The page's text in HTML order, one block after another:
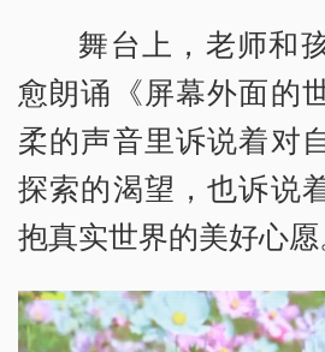
舞台上，老师和
愈朗诵《屏幕外面的
柔的声音里诉说着对
探索的渴望，也诉说
抱真实世界的美好心愿